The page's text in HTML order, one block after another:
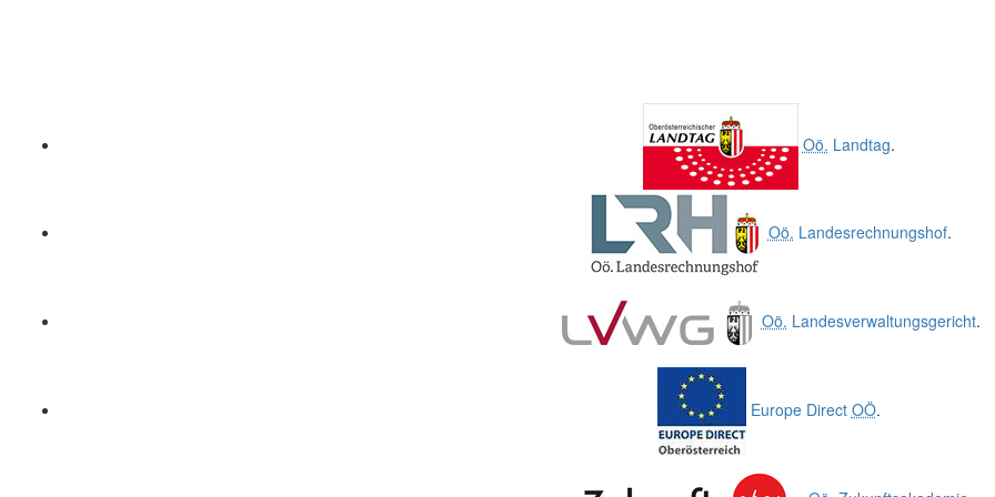
Oö. Landtag.
Oö. Landesrechnungshof.
Oö. Landesverwaltungsgericht.
Europe Direct OÖ.